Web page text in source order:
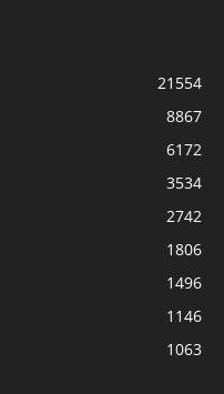
21554
8867
6172
3534
2742
1806
1496
1146
1063